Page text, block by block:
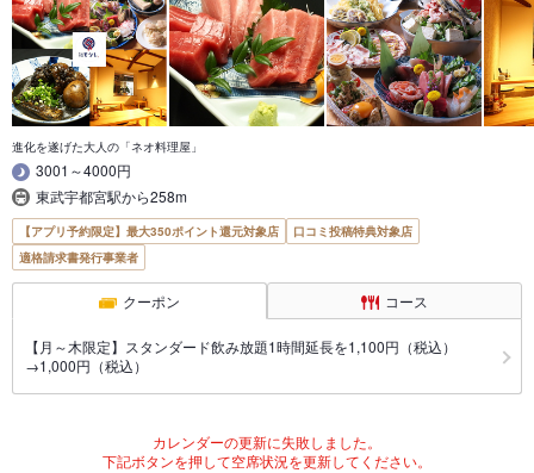
進化を遂げた大人の「ネオ料理屋」
3001～4000円
東武宇都宮駅から258m
【アプリ予約限定】最大350ポイント還元対象店
口コミ投稿特典対象店
適格請求書発行事業者
クーポン コース
【月～木限定】スタンダード飲み放題1時間延長を1,100円（税込）
→1,000円（税込）
カレンダーの更新に失敗しました。
下記ボタンを押して空席状況を更新してください。